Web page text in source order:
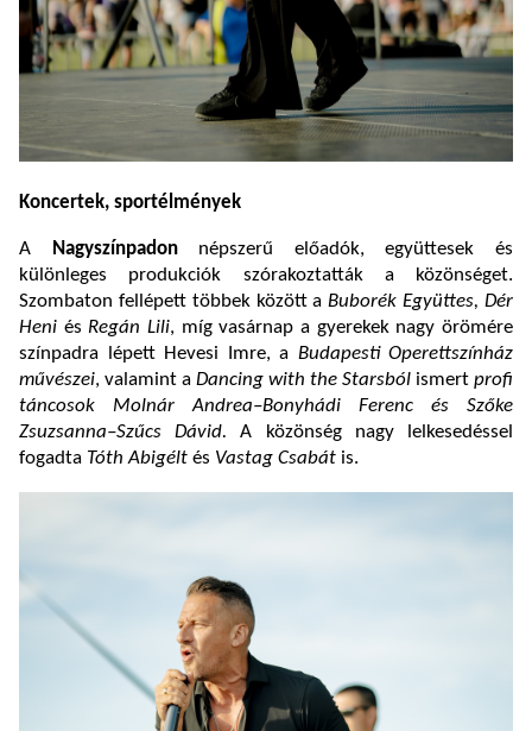
Koncertek, sportélmények
A Nagyszínpadonnépszerű előadók, együttesek és
különleges produkciók szórakoztatták a közönséget.
Szombaton fellépett többek között aBuborék Együttes, Dér
Heni és Regán Lili, míg vasárnap a gyerekek nagy örömére
színpadra lépett Hevesi Imre, a Budapesti Operettszínház
művészei, valamint a Dancing with the Starsból ismert profi
táncosok Molnár Andrea–Bonyhádi Ferenc és Szőke
Zsuzsanna–Szűcs Dávid.A közönség nagy lelkesedéssel
fogadta Tóth Abigélt és Vastag Csabát is.